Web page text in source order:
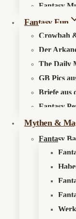
Fantasy
Fantasy Fun
Crowbah
Der
The Daily
GB Pics
Briefe aus
Fantasy
Mythen &
Fantasy
Nerviger Nager
🐀
Ein
Staatsproblem.
Was als harmlose